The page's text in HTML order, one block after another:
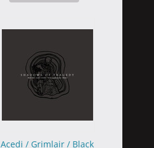
Acedi / Grimlair / Black